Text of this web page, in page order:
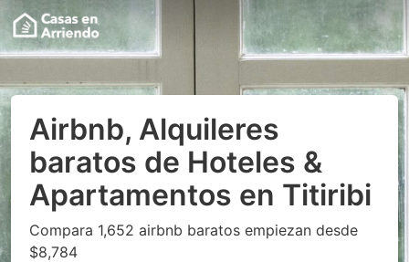
Airbnb, Alquileres
baratos de Hoteles &
Apartamentos en Titiribi
Compara 1,652 airbnb baratos empiezan desde
$8,784